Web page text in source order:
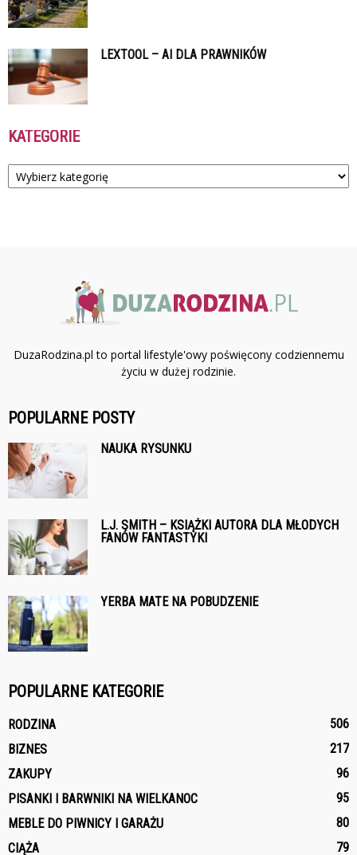
LEXTOOL – AI DLA PRAWNIKÓW
KATEGORIE
Kategorie
DuzaRodzina.pl to portal lifestyle'owy poświęcony codziennemu
życiu w dużej rodzinie.
POPULARNE POSTY
NAUKA RYSUNKU
L.J. SMITH – KSIĄŻKI AUTORA DLA MŁODYCH
FANÓW FANTASTYKI
YERBA MATE NA POBUDZENIE
POPULARNE KATEGORIE
RODZINA
506
BIZNES
217
ZAKUPY
96
PISANKI I BARWNIKI NA WIELKANOC
95
MEBLE DO PIWNICY I GARAŻU
80
CIĄŻA
79